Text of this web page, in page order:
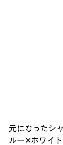
元になったシ
ルー✕ホワイト